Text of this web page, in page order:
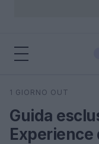
Cerca
1 GIORNO OUT
Guida
Experience